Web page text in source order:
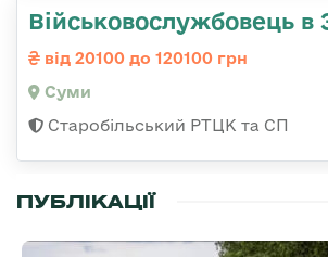
Військовослужбовець в
від 20100 до 120100 грн
Суми
Старобільський РТЦК та СП
ПУБЛІКАЦІЇ